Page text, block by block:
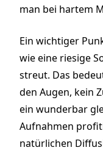
man bei hartem
Ein wichtiger
wie eine riesige
streut. Das
den Augen, kein
ein wunderbar
Aufnahmen
natürlichen